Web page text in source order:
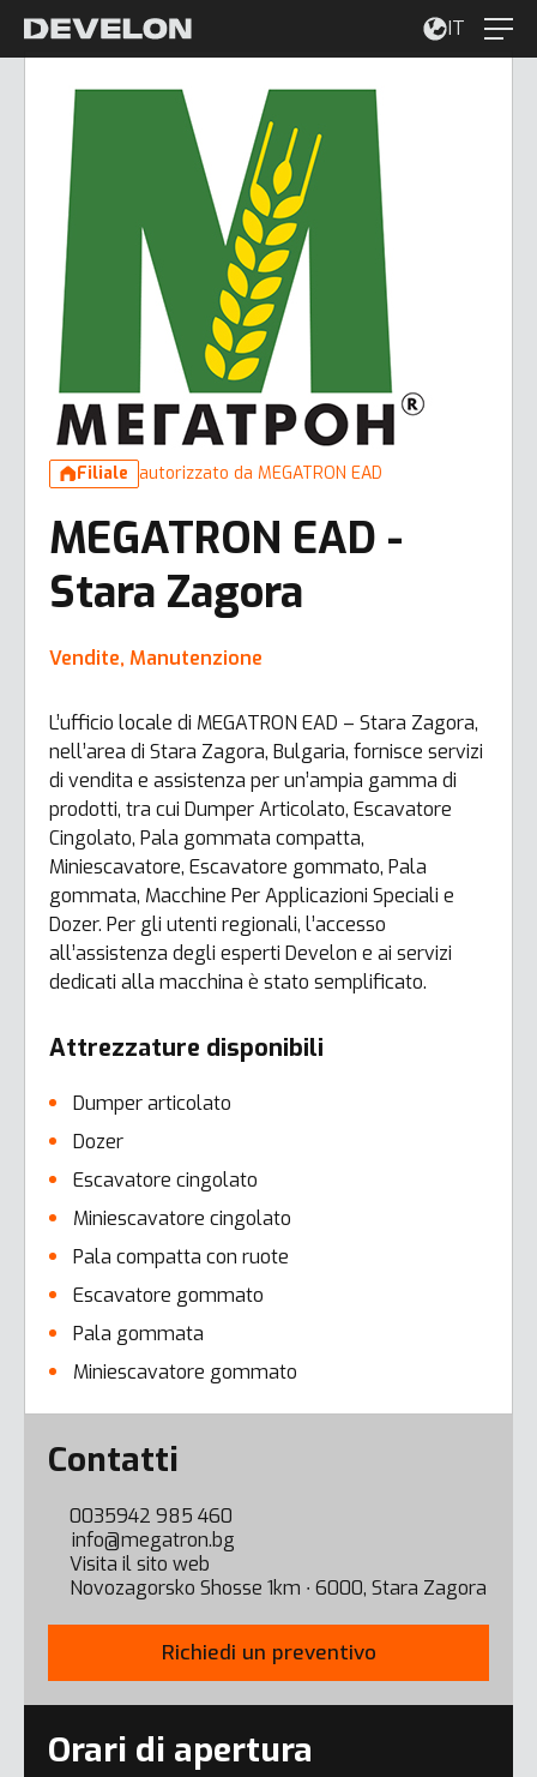
IT
Filiale autorizzato da MEGATRON EAD
MEGATRON EAD -
Stara Zagora
Vendite, Manutenzione
L’ufficio locale di MEGATRON EAD – Stara Zagora,
nell’area di Stara Zagora, Bulgaria, fornisce servizi
di vendita e assistenza per un’ampia gamma di
prodotti, tra cui Dumper Articolato, Escavatore
Cingolato, Pala gommata compatta,
Miniescavatore, Escavatore gommato, Pala
gommata, Macchine Per Applicazioni Speciali e
Dozer. Per gli utenti regionali, l’accesso
all’assistenza degli esperti Develon e ai servizi
dedicati alla macchina è stato semplificato.
Attrezzature disponibili
Dumper articolato
Dozer
Escavatore cingolato
Miniescavatore cingolato
Pala compatta con ruote
Escavatore gommato
Pala gommata
Miniescavatore gommato
Error here
Contatti
0035942 985 460
info@megatron.bg
Visita il sito web
Novozagorsko Shosse 1km ∙ 6000, Stara Zagora
Richiedi un preventivo
Orari di apertura